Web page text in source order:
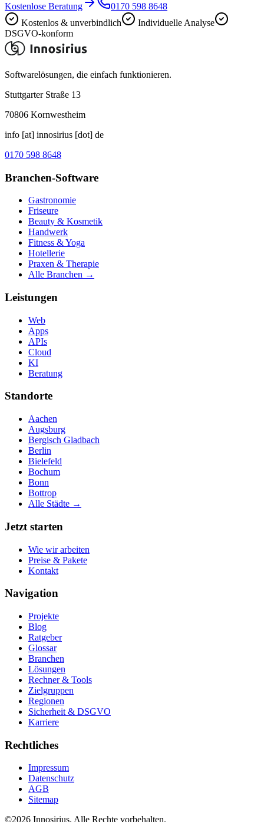
Kostenlose Beratung
0170 598 8648
Kostenlos & unverbindlich
Individuelle Analyse
DSGVO-konform
Softwarelösungen, die einfach funktionieren.
Stuttgarter Straße 13
70806 Kornwestheim
info [at] innosirius [dot] de
0170 598 8648
Branchen-Software
Gastronomie
Friseure
Beauty & Kosmetik
Handwerk
Fitness & Yoga
Hotellerie
Praxen & Therapie
Alle Branchen →
Leistungen
Web
Apps
APIs
Cloud
KI
Beratung
Standorte
Aachen
Augsburg
Bergisch Gladbach
Berlin
Bielefeld
Bochum
Bonn
Bottrop
Alle Städte →
Jetzt starten
Wie wir arbeiten
Preise & Pakete
Kontakt
Navigation
Projekte
Blog
Ratgeber
Glossar
Branchen
Lösungen
Rechner & Tools
Zielgruppen
Regionen
Sicherheit & DSGVO
Karriere
Rechtliches
Impressum
Datenschutz
AGB
Sitemap
©2026 Innosirius. Alle Rechte vorbehalten.